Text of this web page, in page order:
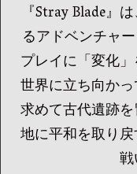
『Stray Blade』
るアドベンチャ
プレイに「変化
世界に立ち向か
求めて古代遺跡
地に平和を取り